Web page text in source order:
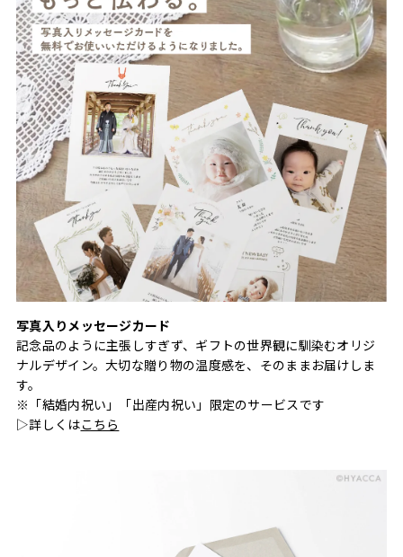
写真入りメッセージカード
記念品のように主張しすぎず、ギフトの世界観に馴染むオリジ
ナルデザイン。大切な贈り物の温度感を、そのままお届けしま
す。
※「結婚内祝い」「出産内祝い」限定のサービスです
▷詳しくはこちら